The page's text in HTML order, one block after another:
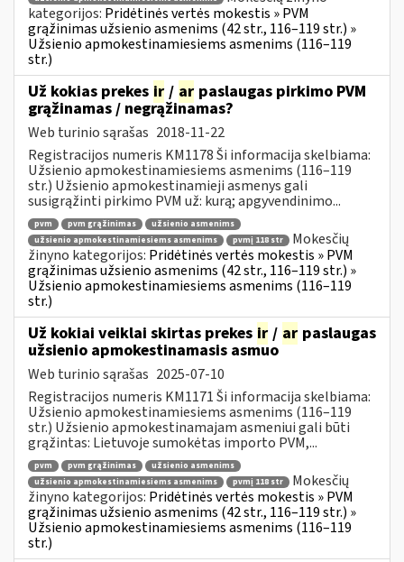
kategorijos: Pridėtinės vertės mokestis » PVM
grąžinimas užsienio asmenims (42 str., 116–119 str.) »
Užsienio apmokestinamiesiems asmenims (116–119
str.)
Už kokias prekes ir / ar paslaugas pirkimo PVM
grąžinamas / negrąžinamas?
Web turinio sąrašas 2018-11-22
Registracijos numeris KM1178 Ši informacija skelbiama:
Užsienio apmokestinamiesiems asmenims (116–119
str.) Užsienio apmokestinamieji asmenys gali
susigrąžinti pirkimo PVM už: kurą; apgyvendinimo...
pvm pvm grąžinimas
užsienio asmenims
užsienio apmokestinamiesiems asmenims
pvmį 118 str
Mokesčių
žinyno kategorijos: Pridėtinės vertės mokestis » PVM
grąžinimas užsienio asmenims (42 str., 116–119 str.) »
Užsienio apmokestinamiesiems asmenims (116–119
str.)
Už kokiai veiklai skirtas prekes ir / ar paslaugas
užsienio apmokestinamasis asmuo
Web turinio sąrašas 2025-07-10
Registracijos numeris KM1171 Ši informacija skelbiama:
Užsienio apmokestinamiesiems asmenims (116–119
str.) Užsienio apmokestinamajam asmeniui gali būti
grąžintas: Lietuvoje sumokėtas importo PVM,...
pvm pvm grąžinimas
užsienio asmenims
užsienio apmokestinamiesiems asmenims
pvmį 118 str
Mokesčių
žinyno kategorijos: Pridėtinės vertės mokestis » PVM
grąžinimas užsienio asmenims (42 str., 116–119 str.) »
Užsienio apmokestinamiesiems asmenims (116–119
str.)